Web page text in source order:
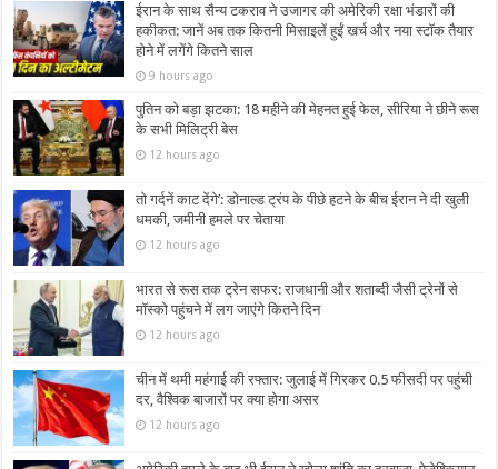
ईरान के साथ सैन्य टकराव ने उजागर की अमेरिकी रक्षा भंडारों की
हकीकत: जानें अब तक कितनी मिसाइलें हुईं खर्च और नया स्टॉक तैयार
होने में लगेंगे कितने साल
9 hours ago
पुतिन को बड़ा झटका: 18 महीने की मेहनत हुई फेल, सीरिया ने छीने रूस
के सभी मिलिट्री बेस
12 hours ago
तो गर्दनें काट देंगे’: डोनाल्ड ट्रंप के पीछे हटने के बीच ईरान ने दी खुली
धमकी, जमीनी हमले पर चेताया
12 hours ago
भारत से रूस तक ट्रेन सफर: राजधानी और शताब्दी जैसी ट्रेनों से
मॉस्को पहुंचने में लग जाएंगे कितने दिन
12 hours ago
चीन में थमी महंगाई की रफ्तार: जुलाई में गिरकर 0.5 फीसदी पर पहुंची
दर, वैश्विक बाजारों पर क्या होगा असर
12 hours ago